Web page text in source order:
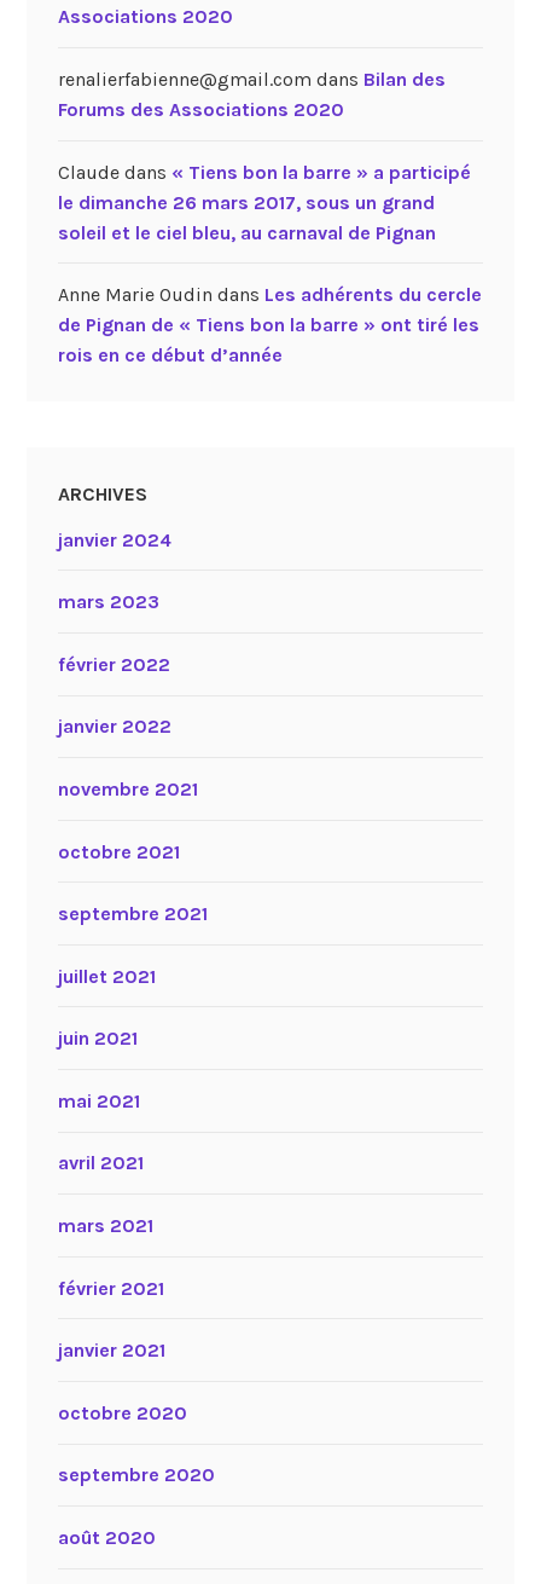
Associations 2020
renalierfabienne@gmail.com dans Bilan des
Forums des Associations 2020
Claudedans « Tiens bon la barre » a participé
le dimanche 26 mars 2017, sous un grand
soleil et le ciel bleu, au carnaval de Pignan
Anne Marie Oudin dans Les adhérents du cercle
de Pignan de « Tiens bon la barre » ont tiré les
rois en ce début d’année
ARCHIVES
janvier 2024
mars 2023
février 2022
janvier 2022
novembre 2021
octobre 2021
septembre 2021
juillet 2021
juin 2021
mai 2021
avril 2021
mars 2021
février 2021
janvier 2021
octobre 2020
septembre 2020
août 2020